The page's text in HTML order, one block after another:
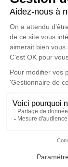
Faire-
poèmes ou
d'expression
BILLON.
Un service de
disponible ici.
Salle de
Étienne